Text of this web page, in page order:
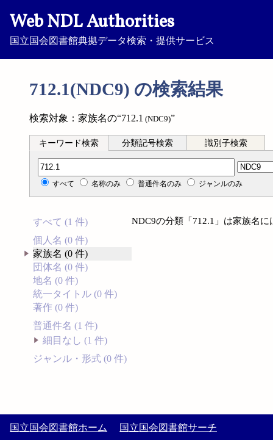
Web NDL Authorities
国立国会図書館典拠データ検索・提供サービス
712.1(NDC9) の検索結果
検索対象：家族名の“712.1 (NDC9)”
キーワード検索 分類記号検索 識別子検索
分類記号検索
すべて 名称のみ 普通件名のみ ジャンルのみ
すべて (1 件)
個人名 (0 件)
家族名 (0 件)
団体名 (0 件)
地名 (0 件)
統一タイトル (0 件)
著作 (0 件)
普通件名 (1 件)
細目なし (1 件)
ジャンル・形式 (0 件)
NDC9の分類「712.1」は家族名
国立国会図書館ホーム 国立国会図書館サーチ